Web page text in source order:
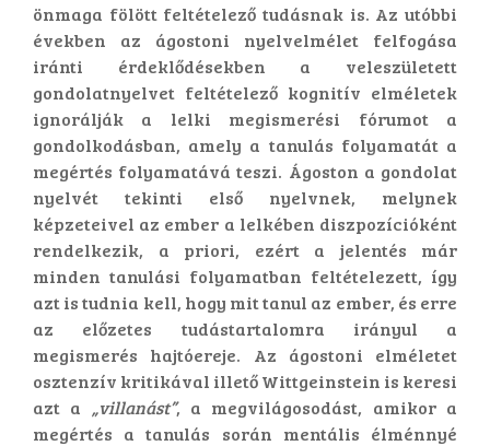
önmaga fölött feltételező tudásnak is. Az utóbbi
években az ágostoni nyelvelmélet felfogása
iránti érdeklődésekben a veleszületett
gondolatnyelvet feltételező kognitív elméletek
ignorálják a lelki megismerési fórumot a
gondolkodásban, amely a tanulás folyamatát a
megértés folyamatává teszi. Ágoston a gondolat
nyelvét tekinti első nyelvnek, melynek
képzeteivel az ember a lelkében diszpozícióként
rendelkezik, a priori, ezért a jelentés már
minden tanulási folyamatban feltételezett, így
azt is tudnia kell, hogy mit tanul az ember, és erre
az előzetes tudástartalomra irányul a
megismerés hajtóereje. Az ágostoni elméletet
osztenzív kritikával illető Wittgeinstein is keresi
azt a „villanást”, a megvilágosodást, amikor a
megértés a tanulás során mentális élménnyé